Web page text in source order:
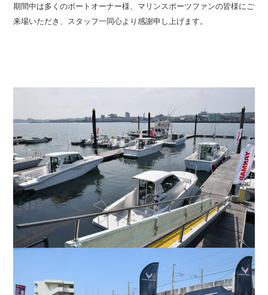
求人情報 会社概要
期間中は多くのボートオーナー様、マリンスポーツファンの皆様にご
来場いただき、スタッフ一同心より感謝申し上げます。